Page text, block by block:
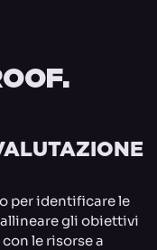
per identificare le
gli obiettivi
le risorse a